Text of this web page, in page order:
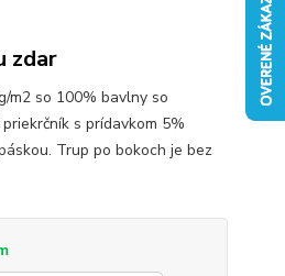
zdar
m2 so 100% bavlny so
s prídavkom 5%
Trup po bokoch je bez